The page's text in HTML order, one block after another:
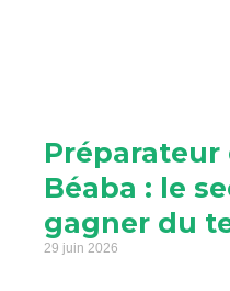
Préparateur
Béaba : le
gagner du
29 juin 2026